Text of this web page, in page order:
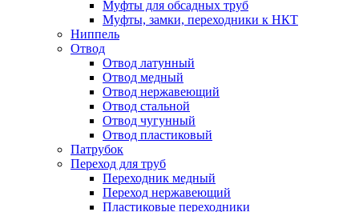
Муфты для обсадных труб
Муфты, замки, переходники к НКТ
Ниппель
Отвод
Отвод латунный
Отвод медный
Отвод нержавеющий
Отвод стальной
Отвод чугунный
Отвод пластиковый
Патрубок
Переход для труб
Переходник медный
Переход нержавеющий
Пластиковые переходники